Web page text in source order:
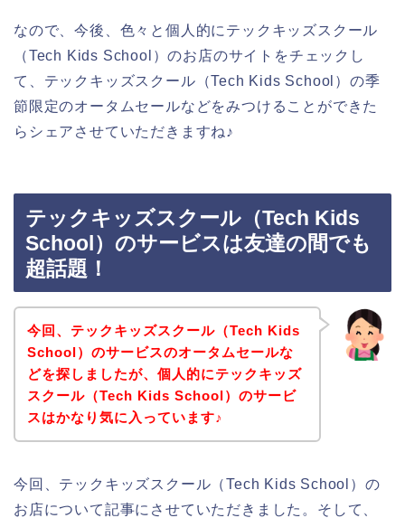
なので、今後、色々と個人的にテックキッズスクール
（Tech Kids School）のお店のサイトをチェックし
て、テックキッズスクール（Tech Kids School）の季
節限定のオータムセールなどをみつけることができた
らシェアさせていただきますね♪
テックキッズスクール（Tech Kids
School）のサービスは友達の間でも
超話題！
今回、テックキッズスクール（Tech Kids
School）のサービスのオータムセールな
どを探しましたが、個人的にテックキッズ
スクール（Tech Kids School）のサービ
スはかなり気に入っています♪
今回、テックキッズスクール（Tech Kids School）の
お店について記事にさせていただきました。そして、